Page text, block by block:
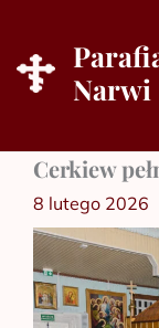
treści
Narwi
Cerkiew
8 lutego 2026